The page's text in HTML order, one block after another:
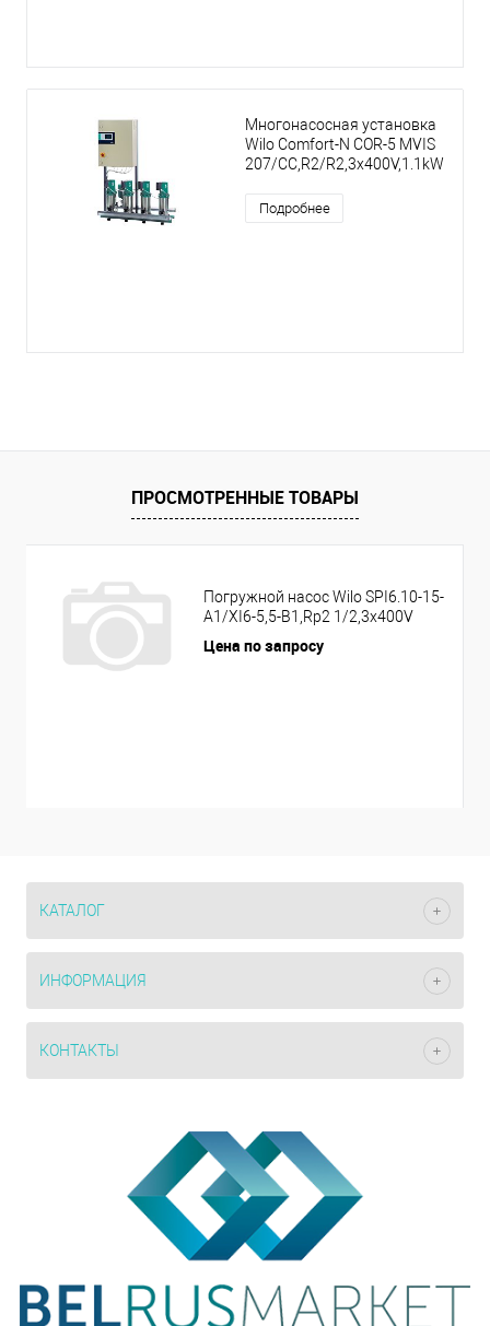
Многонасосная установка
Wilo Comfort-N COR-5 MVIS
207/CC,R2/R2,3x400V,1.1kW
Подробнее
ПРОСМОТРЕННЫЕ ТОВАРЫ
Погружной насос Wilo SPI6.10-15-
A1/XI6-5,5-B1,Rp2 1/2,3x400V
Цена по запросу
КАТАЛОГ
ИНФОРМАЦИЯ
КОНТАКТЫ